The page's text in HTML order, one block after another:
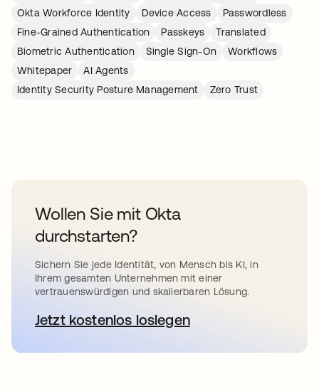
Okta Workforce Identity
Device Access
Passwordless
Fine-Grained Authentication
Passkeys
Translated
Biometric Authentication
Single Sign-On
Workflows
Whitepaper
AI Agents
Identity Security Posture Management
Zero Trust
Wollen Sie mit Okta
durchstarten?
Sichern Sie jede Identität, von Mensch bis KI, in
Ihrem gesamten Unternehmen mit einer
vertrauenswürdigen und skalierbaren Lösung.
Jetzt kostenlos loslegen
wird in einer neuen